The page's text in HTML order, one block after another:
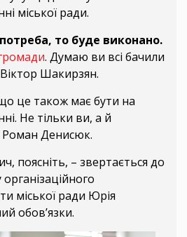
міської ради.
то буде виконано.
. Думаю ви всі бачили
Шакирзян.
це також має бути на
Не тільки ви, а й
Роман Денисюк.
поясніть, – звертається до
міської ради Юрія
обов’язки.